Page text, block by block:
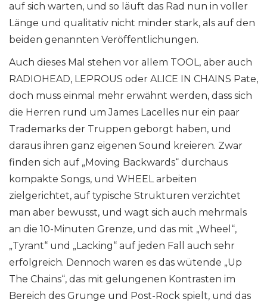
auf sich warten, und so läuft das Rad nun in voller
Länge und qualitativ nicht minder stark, als auf den
beiden genannten Veröffentlichungen.
Auch dieses Mal stehen vor allem TOOL, aber auch
RADIOHEAD, LEPROUS oder ALICE IN CHAINS Pate,
doch muss einmal mehr erwähnt werden, dass sich
die Herren rund um James Lacelles nur ein paar
Trademarks der Truppen geborgt haben, und
daraus ihren ganz eigenen Sound kreieren. Zwar
finden sich auf „Moving Backwards“ durchaus
kompakte Songs, und WHEEL arbeiten
zielgerichtet, auf typische Strukturen verzichtet
man aber bewusst, und wagt sich auch mehrmals
an die 10-Minuten Grenze, und das mit „Wheel“,
„Tyrant“ und „Lacking“ auf jeden Fall auch sehr
erfolgreich. Dennoch waren es das wütende „Up
The Chains“, das mit gelungenen Kontrasten im
Bereich des Grunge und Post-Rock spielt, und das